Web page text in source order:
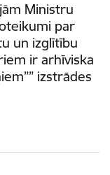
Ministru
par
un izglītību
ir arhīviska
izstrādes